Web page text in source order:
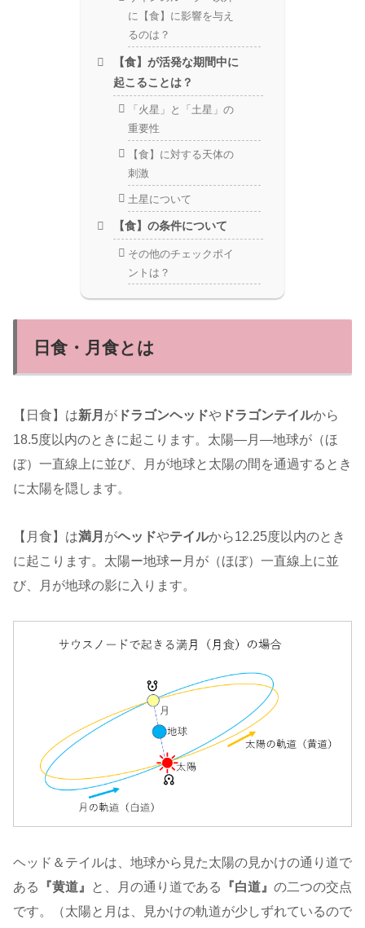
に【食】に影響を与え
るのは？
【食】が活発な期間中に
起こることは？
「火星」と「土星」の
重要性
【食】に対する天体の
刺激
土星について
【食】の条件について
その他のチェックポイ
ントは？
日食・月食とは
【日食】は新月 が ドラゴンヘッドや ドラゴンテイルから
18.5度以内のときに起こります。太陽―月―地球が（ほ
ぼ）一直線上に並び、月が地球と太陽の間を通過するとき
に太陽を隠します。
【月食】は満月 がヘッドやテイルから12.25度以内のとき
に起こります。太陽ー地球ー月が（ほぼ）一直線上に並
び、月が地球の影に入ります。
ヘッド＆テイルは、地球から見た太陽の見かけの通り道で
ある
『黄道』 と、月の通り道である 『白道』 の二つの交点
です。（太陽と月は、見かけの軌道が少しずれているので